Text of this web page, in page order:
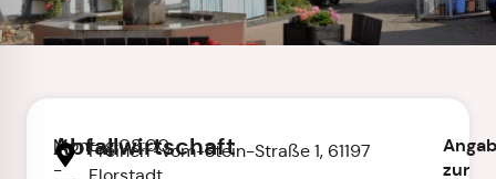
Abfallwirtschaft
Montag:08:00
-
Freiherr-vom-Stein-Straße 1, 61197
Florstadt
zur